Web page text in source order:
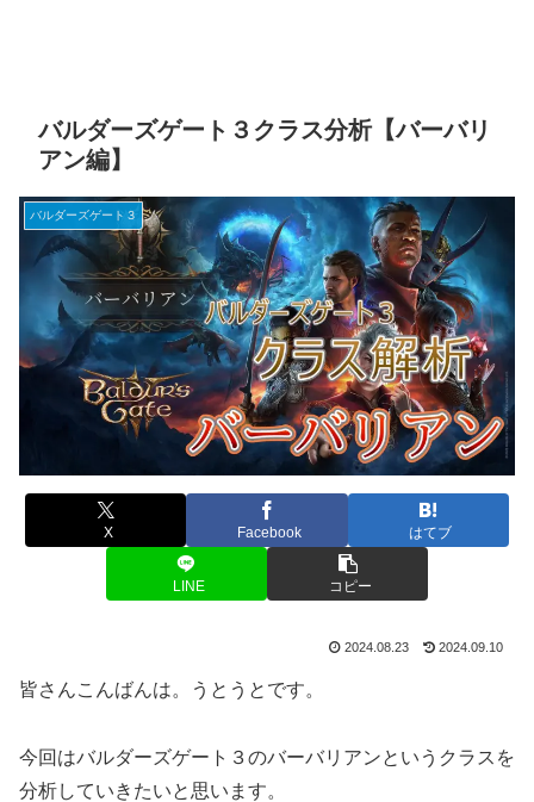
バルダーズゲート３クラス分析【バーバリ
アン編】
バルダーズゲート３
X Facebook はてブ
LINE コピー
2024.08.23 2024.09.10
皆さんこんばんは。うとうとです。
今回はバルダーズゲート３のバーバリアンというクラスを
分析していきたいと思います。